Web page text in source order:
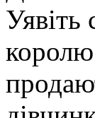
Уявіть
королю